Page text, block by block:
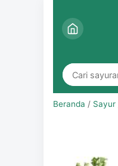
Beranda / Sayur